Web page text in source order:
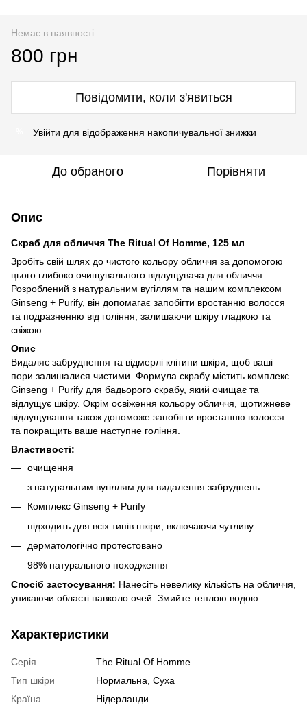
Немає в наявності
800 грн
Повідомити, коли з'явиться
Увійти для відображення накопичувальної знижки
До обраного Порівняти
Опис
Скраб для обличчя The Ritual Of Homme, 125 мл
Зробіть свій шлях до чистого кольору обличчя за допомогою
цього глибоко очищувального відлущувача для обличчя.
Розроблений з натуральним вугіллям та нашим комплексом
Ginseng + Purify, він допомагає запобігти вростанню волосся
та подразненню від гоління, залишаючи шкіру гладкою та
свіжою.
Опис
Видаляє забруднення та відмерлі клітини шкіри, щоб ваші
пори залишалися чистими. Формула скрабу містить комплекс
Ginseng + Purify для бадьорого скрабу, який очищає та
відлущує шкіру. Окрім освіження кольору обличчя, щотижневе
відлущування також допоможе запобігти вростанню волосся
та покращить ваше наступне гоління.
Властивості:
очищення
з натуральним вугіллям для видалення забруднень
Комплекс Ginseng + Purify
підходить для всіх типів шкіри, включаючи чутливу
дерматологічно протестовано
98% натурального походження
Спосіб застосування: Нанесіть невелику кількість на обличчя,
уникаючи області навколо очей. Змийте теплою водою.
Характеристики
Серія
The Ritual Of Homme
Тип шкіри
Нормальна, Суха
Країна
Нідерланди